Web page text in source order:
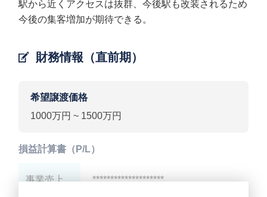
駅から近くアクセスは抜群、今後駅も改装されるため
今後の集客増加が期待できる。
財務情報（直前期）
希望譲渡価格
1000万円 ~ 1500万円
損益計算書（P/L）
事業売上 ********************